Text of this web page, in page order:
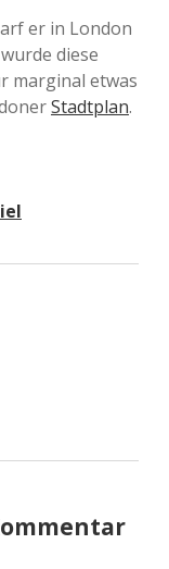
er in London
diese
marginal etwas
Stadtplan.